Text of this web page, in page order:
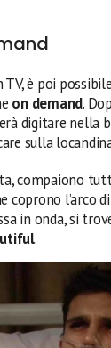
è poi
on demand.
digitare nella
sulla
compaiono
coprono l’arco
in onda, si
.